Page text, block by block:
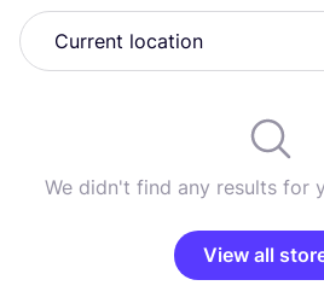
We didn't find any results for
View all